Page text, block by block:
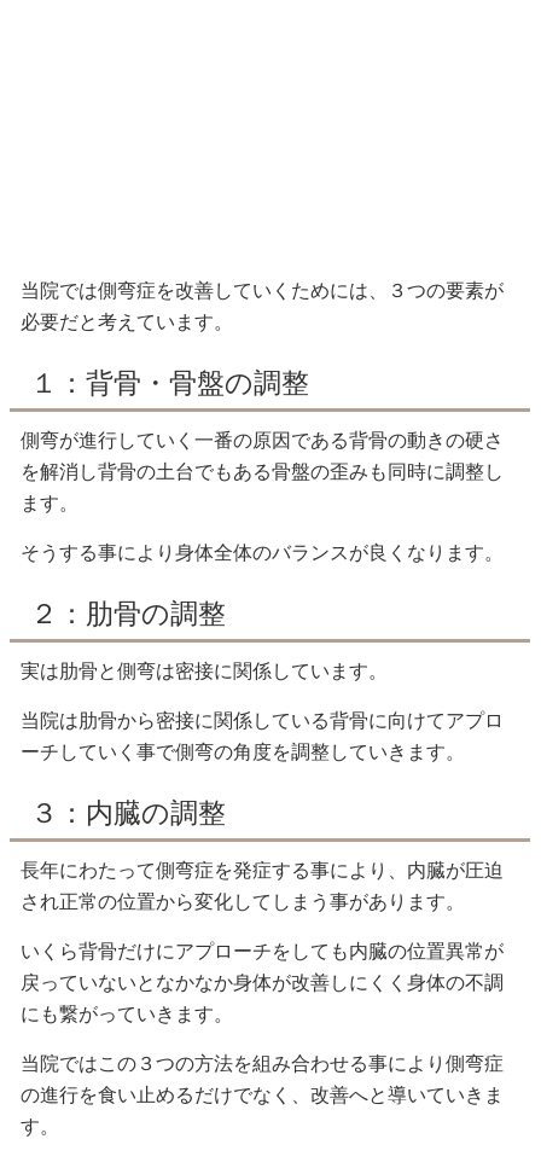
当院では側弯症を改善していくためには、３つの要素が
必要だと考えています。
１：背骨・骨盤の調整
側弯が進行していく一番の原因である背骨の動きの硬さ
を解消し背骨の土台でもある骨盤の歪みも同時に調整し
ます。
そうする事により身体全体のバランスが良くなります。
２：肋骨の調整
実は肋骨と側弯は密接に関係しています。
当院は肋骨から密接に関係している背骨に向けてアプロ
ーチしていく事で側弯の角度を調整していきます。
３：内臓の調整
長年にわたって側弯症を発症する事により、内臓が圧迫
され正常の位置から変化してしまう事があります。
いくら背骨だけにアプローチをしても内臓の位置異常が
戻っていないとなかなか身体が改善しにくく身体の不調
にも繋がっていきます。
当院ではこの３つの方法を組み合わせる事により側弯症
の進行を食い止めるだけでなく、改善へと導いていきま
す。